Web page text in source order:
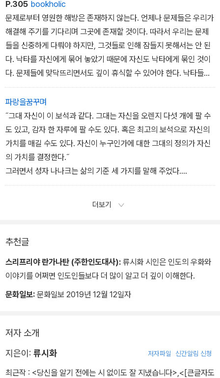
P.305 bookholic
문제로부터 영원한 해방은 존재하지 않는다. 언제나 문제들은 우리가
해결해 주기를 기다리며 그곳에 존재할 것이다. 따라서 우리는 문제
들을 신중하게 다뤄야 하지만, 그것들로 인해 잠들지 못해서는 안 된
다. 낙타를 자신에게 묶어 놓았기 때문에 자신도 낙타에게 묶인 것이
다. 문제들에 맞닥뜨리면서도 깊이 휴식할 수 있어야 한다. 낙타들이
앉아 있든 서 있든 방해 받지 않고, 기나긴 사막을 건너기 위해 밤에는
휴식을 취하는 유목민들처럼. 여행자를 지치게 만드는 것은 앞에 놓
인 길이 아니라 신발 속 모래이다.
파랑을꿈꾸며
˝그대 자신이 이 보석과 같다. 그대는 자신을 오렌지 다섯 개에 팔 수
도 있고, 감자 한 자루에 팔 수도 있다. 혹은 최고의 보석으로 자신의
가치를 매길 수도 있다. 자신이 누구인가에 대한 그대의 정의가 자신
의 가치를 결정한다.˝
그러면서 성자 나나크는 삶의 기준 세 가지를 말해 주었다.
첫째, 자신이 진귀한 보석이라는 사실을 잊지 말 것. 그것을인정하지
셋째, 보석의 가치를 알아보는 보석 전문가를 만날 것. 보석을 알아보
시인 잘랄루딘 루미는 노래한다.
진주 하나가 경매에 올랐다.
아무도 그것을 살 만큼 돈이 충분하지 않았다.
더보기
추천글
스리프리야 란가나탄 (주한인도대사): 류시화 시인은 인도의 우화와
이야기를 어쩌면 인도인들보다 더 많이 알고 더 깊이 이해한다.
문화일보: 문화일보 2019년 12월 12일자
저자 소개
지은이: 류시화 저자파일 신간알림 신청
최근작 : <당신을 알기 전에는 시 없이도 잘 지냈습니다> <[큰글자도